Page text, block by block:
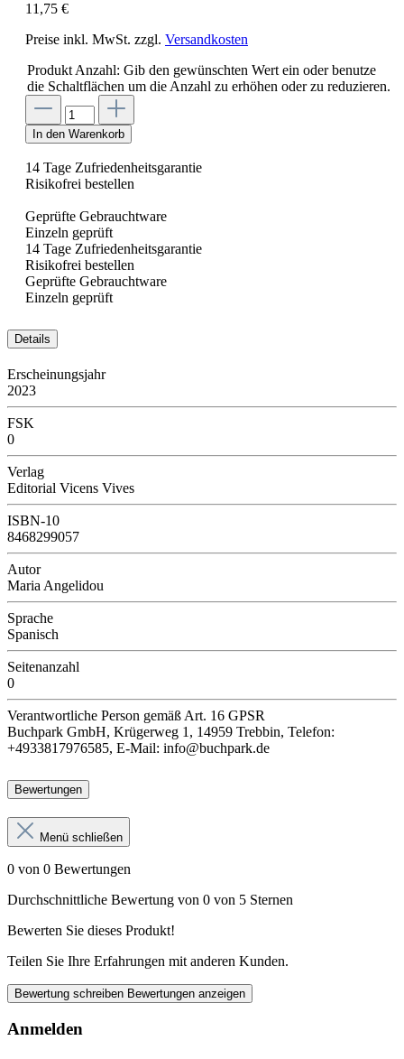
11,75 €
Preise inkl. MwSt. zzgl. Versandkosten
Produkt Anzahl: Gib den gewünschten Wert ein oder benutze
die Schaltflächen um die Anzahl zu erhöhen oder zu reduzieren.
In den Warenkorb
14 Tage Zufriedenheitsgarantie
Risikofrei bestellen
Geprüfte Gebrauchtware
Einzeln geprüft
14 Tage Zufriedenheitsgarantie
Risikofrei bestellen
Geprüfte Gebrauchtware
Einzeln geprüft
Details
Erscheinungsjahr
2023
FSK
0
Verlag
Editorial Vicens Vives
ISBN-10
8468299057
Autor
Maria Angelidou
Sprache
Spanisch
Seitenanzahl
0
Verantwortliche Person gemäß Art. 16 GPSR
Buchpark GmbH, Krügerweg 1, 14959 Trebbin, Telefon:
+4933817976585, E-Mail: info@buchpark.de
Bewertungen
Menü schließen
0 von 0 Bewertungen
Durchschnittliche Bewertung von 0 von 5 Sternen
Bewerten Sie dieses Produkt!
Teilen Sie Ihre Erfahrungen mit anderen Kunden.
Bewertung schreiben Bewertungen anzeigen
Anmelden